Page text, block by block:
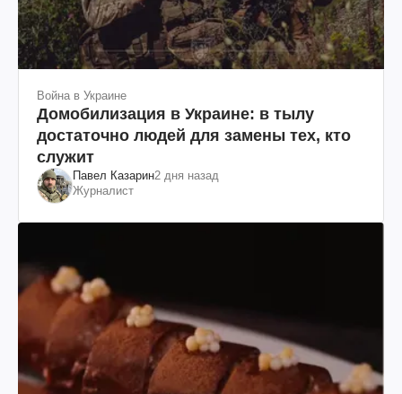
Война в Украине
Домобилизация в Украине: в тылу
достаточно людей для замены тех, кто
служит
Павел Казарин2 дня назад
Журналист